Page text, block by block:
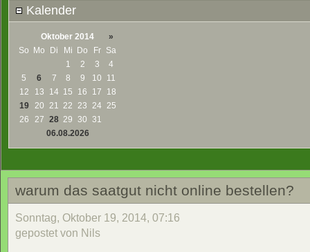
Kalender
Oktober 2014
»
So Mo Di Mi Do Fr
Sa
1
2 3
4
5
6 7 8 9 10
11
12
13 14 15 16 17
18
19
20 21 22 23 24 25
26
27 28 29 30 31
06.08.2026
warum das saatgut nicht online bestellen?
Sonntag, Oktober 19, 2014, 07:16
gepostet von Nils